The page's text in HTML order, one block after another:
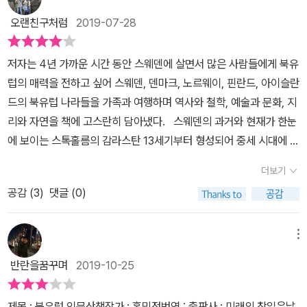
는 옷이 사미족의 전통 복장이다. 지브리 애니메이션 <마녀배달부 키
키>의 배경이 된 도시는 스웨덴의 스톡홀름과 비스뷔다. 이 밖에도
무민, 말괄량이 삐삐 등 아이들은 물론 어른들도 좋아하는 캐릭터 또
는 콘텐츠에 관한 이야기도 많이 나온다.
오르는 캐릭터 '무민'의 이야기를 언급하지 않을 수 없다. 핀란드에 간
다면 '무민월드'방문이 거의 필수코스 인것처럼 항구 마을 난탈리의
작은 섬 전체가 무민 테마파크로 꾸며져 있다고 한다. 기회가 된다면
무민 월드의 중심인 파란색 무민의 집을 찾아가 꾸밈없이 언제든 불
청객을 맞아주는 무민가족의 넉넉함을 잠시라도 느껴볼 수 있음 좋겠
다. 정겨운 무민이야기와는 달리 겨울하면 떠오르는 동화인 <눈의여
왕>이 사는 라플란드, 스웨덴의 이야기도 빠질 수 없다. 최근들어 스
자주 만날 수 있는데 라플란드는 스웨덴, 노르웨이, 핀란드 북부와 러
시아의 콜라반도를 아우르는 북유럽에서도 최북단 북극권 지역(50
쪽)을 말한다. 며칠 동안 백야가 이어지는 그곳 라플란드가 동화의 배
경이다. 동화하면 안데르센의 나라, 덴마크도 빠질 수 없다. 저자의 말
처럼 유년시절 안데르센의 동화를 읽지 않기란 정말 어렵다. 기억에
남는 동화는 역시나 <미운 오리 새끼>. 덴마크 편에서 만날 수 있는
또다른 놀라운 사실은 디즈니보다도 100년이나 앞서 놀이공원이 생
이 책에서 다루고 있는 나라는 북유럽 국가 중에서도 상당히 유명한
스웨덴, 덴마크, 노르웨이, 핀란드 그리고 아이슬란드이다. 이들 국가
는 각자 고유 언어를 가지고 있으며, 덕분에 지명이나 고유 명사를 읽
을 때 기억하기가 쉽지 않았다. 영어와 비슷한 구석이 있는 것 같으면
서도 매우 다른 느낌이라, 실제로 여행을 간다고 하면 장소 이름에 대
해서는 꼼꼼하게 미리 공부를 하고 가야할 듯 하다. 여행을 무척 좋아
하는 저자의 시각에 맞춰서 이 책을 쓰여져있는데, 어린 아이들까지
데리고 하는 여행치고 꽤 알찬 여행을 많이 한 것 같아 조금 부럽기도
했다. ​내가 북유럽 역사에 대해서 잘 알지 못해서 그렇지, 사실 북유럽
도 꽤 나름대로 오래된 역사를 가지고 있는 곳이다. 그래서 관광객의
도 북유럽 여행을 한다면 꼭 챙겨봐야할 장소이기도 하다. 북유럽 국
가들은 비슷한 것 같으면서도 각자 나름대로 다른 매력들을 가지고
있어서 언제 시간이 된다면 한 국가씩 시간을 내서 깊이있게 방문해
보고 싶다. 저자도 스웨덴에 살면서 주변 국가들을 여행한 내용들을
실어놓았는데, 이렇게 해외에서 살아보는 기회를 갖는 것도 여행을
오랜친구처럼 2019-07-28
저자는 4년 가까운 시간 동안 스웨덴에 살면서 많은 사람들에게 북유
럽의 매력을 전하고 싶어 스웨덴, 덴마크, 노르웨이, 핀란드, 아이슬란
드의 북유럽 나라들을 가족과 여행하며 역사와 철학, 예술과 문화, 지
리와 자연을 책에 고스란히 담아냈다. 스웨덴의 과거와 현재가 한눈
에 보이는 스톡홀름의 감라스탄 13세기부터 형성되어 중세 시대에 건
노벨박물관 등 유명하고 역사적인 건물들이 들어서 있는 옛 도시이
다.책에 나오는 광장과 궁전, 옛 건축물들을 보고 있노라면 나도 한 번
저곳을 거닐며 노천카페에서 따듯한 햇살을 맞으며 커피 한잔 마시고
있는 나를 상상해 본다. 고틀란드의 자연경관은 책속으로 빠져 들게
끔 다채롭고 신비한 자연 풍경을 소개하고 있다. 북유럽 국가들 중에
서 영토가 가장 작은 나라 덴마크하지만 역사적으로 북유럽에서 가장
먼저 국가체계를 확립하였고 가장 강력한 국력을 지녔던 나라덴마크
더보기
공감 (3) 댓글 (0)
반란을꿈꾸며 2019-10-25